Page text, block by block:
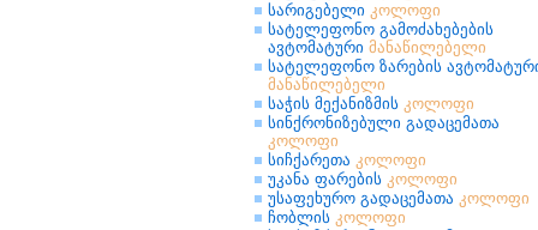
სარიგებელი კოლოფი
სატელეფონო გამოძახებების
ავტომატური მანაწილებელი
სატელეფონო ზარების
მანაწილებელი
საჭის მექანიზმის კოლოფი
სინქრონიზებული გადაცემათა
კოლოფი
სიჩქარეთა კოლოფი
უკანა ფარების კოლოფი
უსაფეხურო გადაცემათა კოლოფი
ჩობლის კოლოფი